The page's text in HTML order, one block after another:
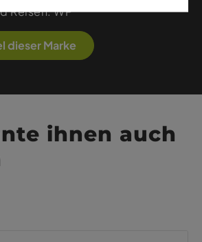
Reisen. WP
dieser Marke
ihnen auch